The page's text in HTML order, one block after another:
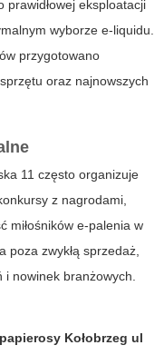
prawidłowej eksploatacji
wyborze e-liquidu.
przygotowano
oraz najnowszych
11 często organizuje
z nagrodami,
miłośników e-palenia w
poza zwykłą sprzedaż,
i nowinek branżowych.
Kołobrzeg ul